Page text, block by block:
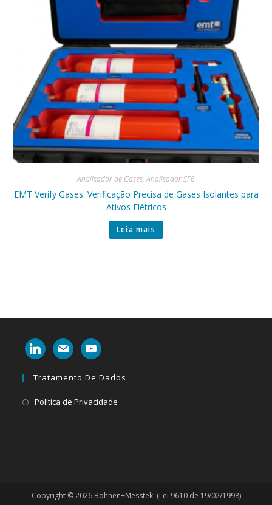
Analisador de Gases,Analisador SF6
EMT Verify Gases: Verificação Precisa de Gases Isolantes para
Ativos Elétricos
Leia mais
linkedinmail youtube
Tratamento De Dados
Política de Privacidade
Copyright © 2026 Bohnen+Messtek. (Lei 9610 de 19/02/1998)